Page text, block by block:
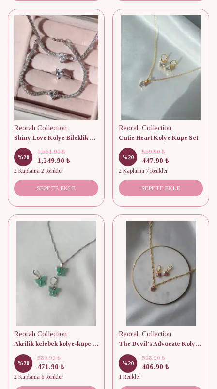
Reorah Collection
Shiny Love Kolye Bileklik Yüzük Set
%20
1,561.90 ₺
1,249.90 ₺
2 Kaplama 2 Renkler
SEPETE EKLE
Reorah Collection
Cutie Heart Kolye Küpe Set
%20
559.90 ₺
447.90 ₺
2 Kaplama 7 Renkler
SEPETE EKLE
Reorah Collection
Akrilik kelebek kolye-küpe set
%20
589.90 ₺
471.90 ₺
2 Kaplama 6 Renkler
Reorah Collection
The Devil’s Advocate Kolye-Küpe Set
%20
508.90 ₺
406.90 ₺
1 Renkler